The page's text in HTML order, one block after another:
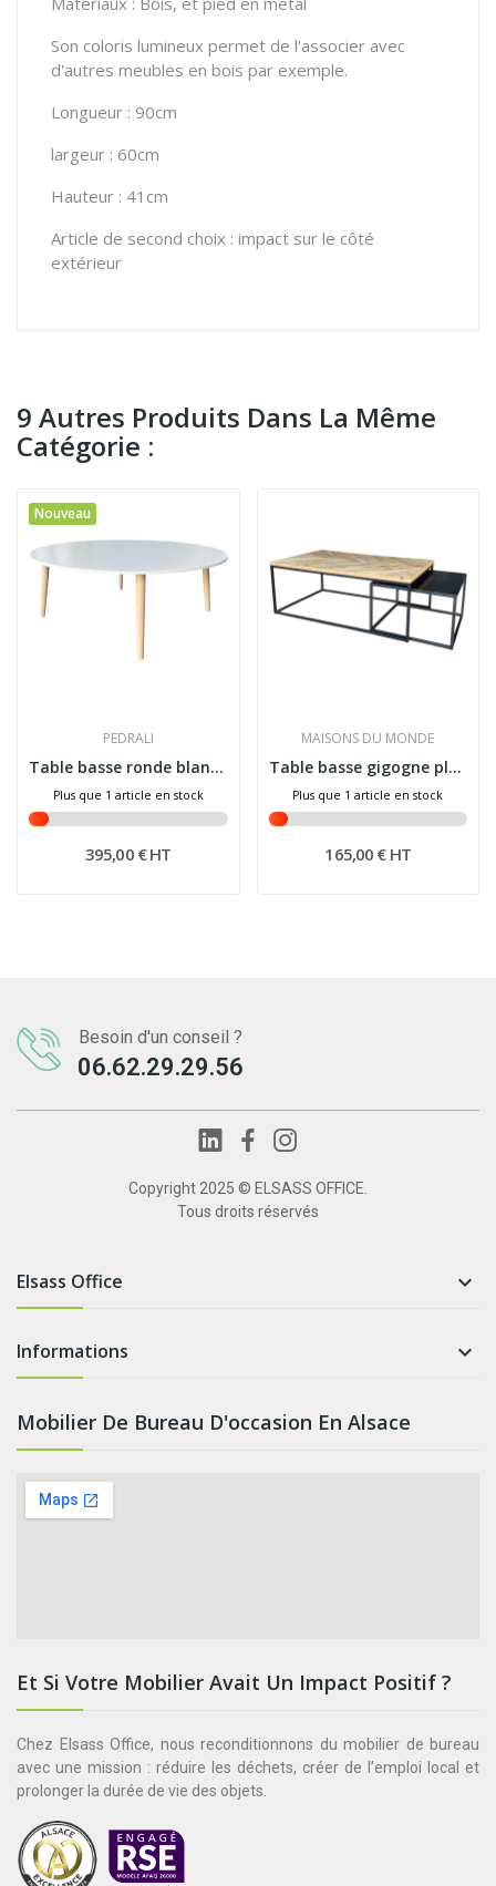
Son coloris lumineux permet de l'associer avec
d'autres meubles en bois par exemple.
Longueur : 90cm
largeur : 60cm
Hauteur : 41cm
Article de second choix : impact sur le côté
extérieur
9 Autres Produits Dans La Même
Catégorie :
Nouveau
PEDRALI
Table basse ronde blanc scandinave, Malmö...
Plus que 1 article en stock
395,00 € HT
MAISONS DU MONDE
Table basse gigogne plateau en bois et métal...
Plus que 1 article en stock
165,00 € HT
Besoin d'un conseil ?
06.62.29.29.56
Copyright 2025 © ELSASS OFFICE.
Tous droits réservés
Elsass Office 
Informations 
Mobilier De Bureau D'occasion En Alsace
Et Si Votre Mobilier Avait Un Impact Positif ?
Chez Elsass Office, nous reconditionnons du mobilier de bureau
avec une mission : réduire les déchets, créer de l’emploi local et
prolonger la durée de vie des objets.